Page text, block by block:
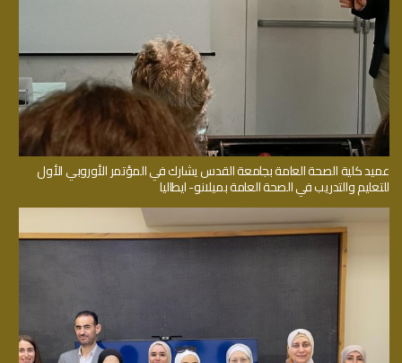
عميد كلية الصحة العامة بجامعة القدس يشارك في المؤتمر الأوروبي الأول
للتعليم والتدريب في الصحة العامة بميلانو- ايطاليا